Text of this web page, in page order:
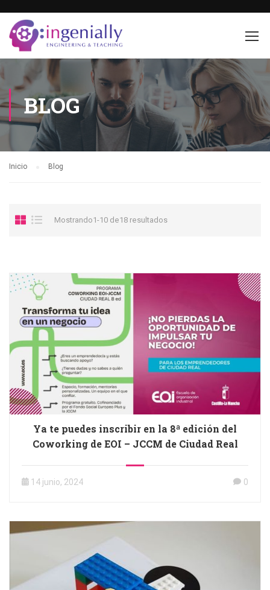
BLOG
Inicio Blog
Mostrando1-10 de18 resultados
Ya te puedes inscribir en la 8ª edición del
Coworking de EOI – JCCM de Ciudad Real
14 junio, 2024 0